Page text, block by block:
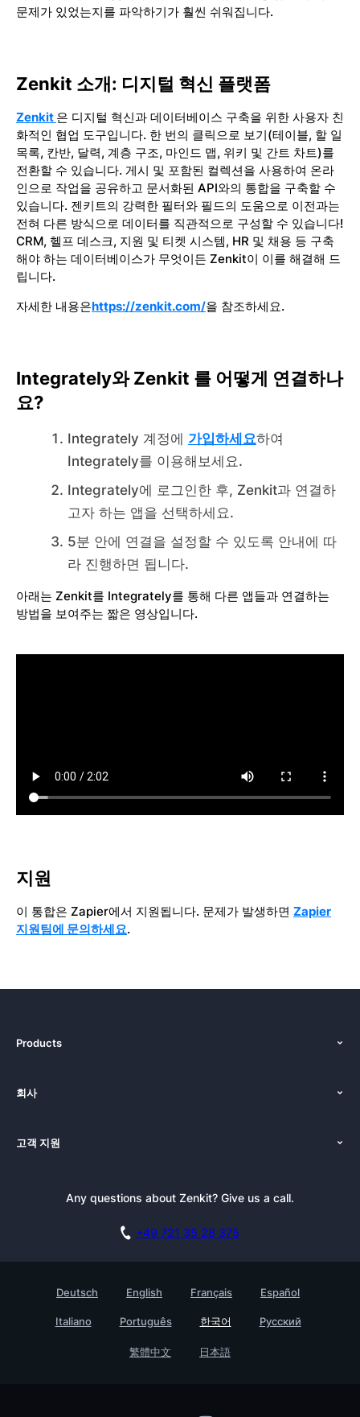
문제가 있었는지를 파악하기가 훨씬 쉬워집니다.
Zenkit 소개: 디지털 혁신 플랫폼
Zenkit 은 디지털 혁신과 데이터베이스 구축을 위한 사용자 친
화적인 협업 도구입니다. 한 번의 클릭으로 보기(테이블, 할 일
목록, 칸반, 달력, 계층 구조, 마인드 맵, 위키 및 간트 차트)를
전환할 수 있습니다. 게시 및 포함된 컬렉션을 사용하여 온라
인으로 작업을 공유하고 문서화된 API와의 통합을 구축할 수
있습니다. 젠키트의 강력한 필터와 필드의 도움으로 이전과는
전혀 다른 방식으로 데이터를 직관적으로 구성할 수 있습니다!
CRM, 헬프 데스크, 지원 및 티켓 시스템, HR 및 채용 등 구축
해야 하는 데이터베이스가 무엇이든 Zenkit이 이를 해결해 드
립니다.
자세한 내용은https://zenkit.com/을 참조하세요.
Integrately와 Zenkit 를 어떻게 연결하나
요?
Integrately 계정에 가입하세요하여
Integrately를 이용해보세요.
Integrately에 로그인한 후, Zenkit과 연결하
고자 하는 앱을 선택하세요.
5분 안에 연결을 설정할 수 있도록 안내에 따
라 진행하면 됩니다.
아래는 Zenkit를 Integrately를 통해 다른 앱들과 연결하는
방법을 보여주는 짧은 영상입니다.
지원
이 통합은 Zapier에서 지원됩니다. 문제가 발생하면 Zapier
지원팀에 문의하세요.
Products
가격
회사
뉴스
젠키트 프레스킷
고객 지원
Any questions about Zenkit? Give us a call.
+49 721 35 28 375
Deutsch English Français Español
Italiano Português 한국어 Русский
繁體中文 日本語